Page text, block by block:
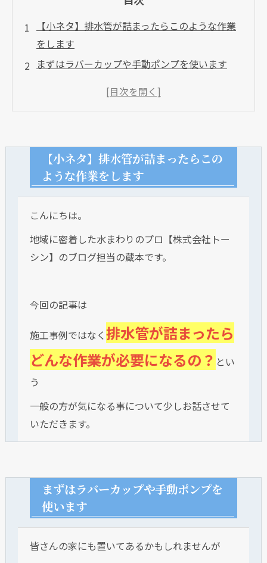
【小ネタ】排水管が詰まったらこのような作業
をします
まずはラバーカップや手動ポンプを使います
通貫作業専門業者を使います
高圧洗浄で詰まっている所に到達
詰まっていた部分が通って破片が流れてきて終
了
【小ネタ】排水管が詰まったらこの
ような作業をします
こんにちは。
地域に密着した水まわりのプロ【株式会社トー
シン】のブログ担当の蔵本です。
今回の記事は
施工事例ではなく排水管が詰まったら
どんな作業が必要になるの？ とい
う
一般の方が気になる事について少しお話させて
いただきます。
まずはラバーカップや手動ポンプを
使います
皆さんの家にも置いてあるかもしれませんが